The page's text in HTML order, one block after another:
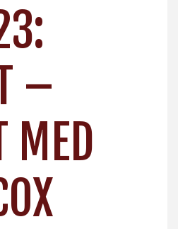
–
MED